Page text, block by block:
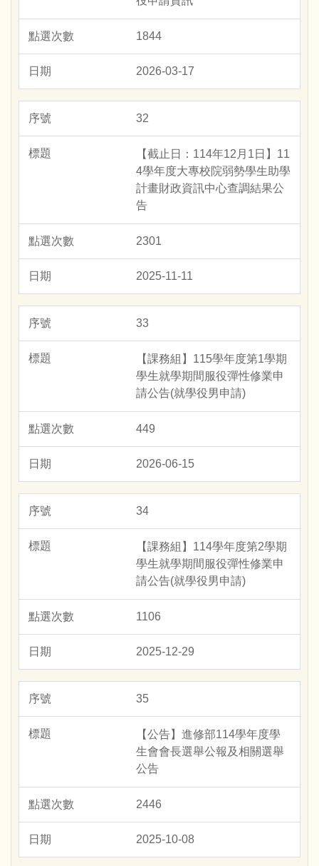
1844
2026-03-17
32
【截止日：114年12月1日】11
4學年度大專校院弱勢學生助學
計畫財政資訊中心查調結果公
告
2301
2025-11-11
33
【課務組】115學年度第1學期
學生就學期間服役彈性修業申
請公告(就學役男申請)
449
2026-06-15
34
【課務組】114學年度第2學期
學生就學期間服役彈性修業申
請公告(就學役男申請)
1106
2025-12-29
35
【公告】進修部114學年度學
生會會長選舉公報及相關選舉
公告
2446
2025-10-08